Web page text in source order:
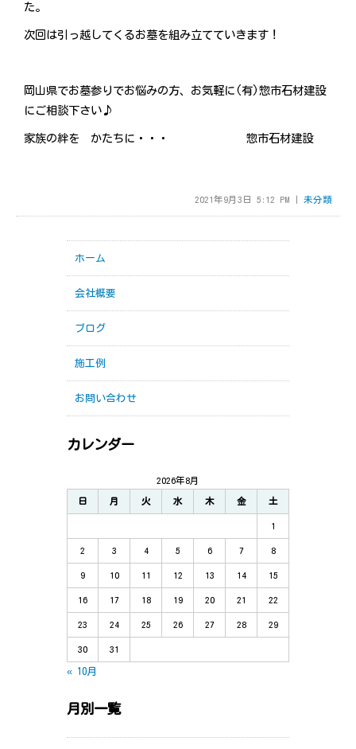
た。
次回は引っ越してくるお墓を組み立てていきます！
岡山県でお墓参りでお悩みの方、お気軽に(有)惣市石材建設
にご相談下さい♪
家族の絆を かたちに・・・ 惣市石材建設
2021年9月3日 5:12 PM | 未分類
ホーム
会社概要
ブログ
施工例
お問い合わせ
カレンダー
2026年8月
日 月 火 水 木 金 土
1
2 3 4 5 6 7 8
9 10 11 12 13 14 15
16 17 18 19 20 21 22
23 24 25 26 27 28 29
30 31
« 10月
月別一覧